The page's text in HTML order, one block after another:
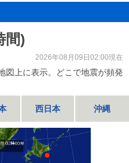
間)
2026年08月09日02:00現在
図上に表示。どこで地震が頻発
西日本 沖縄